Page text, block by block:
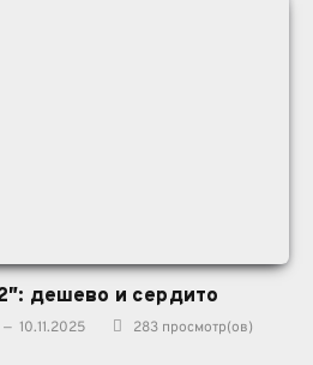
дешево и сердито
10.11.2025 283 просмотр(ов)